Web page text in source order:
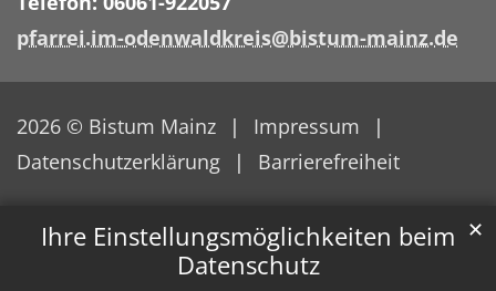
Ihre Einstellungsmöglichkeiten beim
Datenschutz
✕
pfarrei.im-odenwaldkreis@bistum-mainz.de
2026 © Bistum Mainz
Impressum
Datenschutzerklärung
Barrierefreiheit